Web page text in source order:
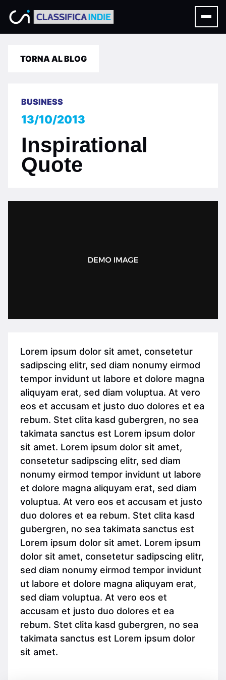
TORNA AL BLOG
BUSINESS
13/10/2013
Inspirational
Quote
Lorem ipsum dolor sit amet, consetetur
sadipscing elitr, sed diam nonumy eirmod
tempor invidunt ut labore et dolore magna
aliquyam erat, sed diam voluptua. At vero
eos et accusam et justo duo dolores et ea
rebum. Stet clita kasd gubergren, no sea
takimata sanctus est Lorem ipsum dolor
sit amet. Lorem ipsum dolor sit amet,
consetetur sadipscing elitr, sed diam
nonumy eirmod tempor invidunt ut labore
et dolore magna aliquyam erat, sed diam
voluptua. At vero eos et accusam et justo
duo dolores et ea rebum. Stet clita kasd
gubergren, no sea takimata sanctus est
Lorem ipsum dolor sit amet. Lorem ipsum
dolor sit amet, consetetur sadipscing elitr,
sed diam nonumy eirmod tempor invidunt
ut labore et dolore magna aliquyam erat,
sed diam voluptua. At vero eos et
accusam et justo duo dolores et ea
rebum. Stet clita kasd gubergren, no sea
takimata sanctus est Lorem ipsum dolor
sit amet.